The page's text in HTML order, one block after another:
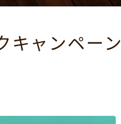
キャンペーン